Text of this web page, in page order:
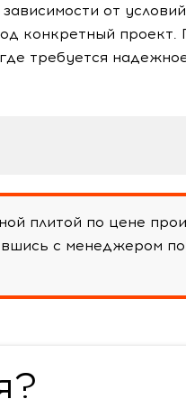
от
конкретный проект.
требуется
плитой по цене
с менеджером